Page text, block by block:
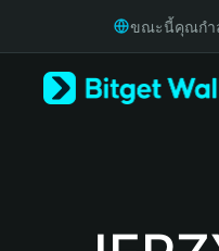
Русский
ขณะนี้คุณกำ